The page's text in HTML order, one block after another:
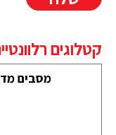
קטלוגים
מסבים